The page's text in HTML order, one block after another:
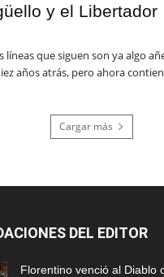
y el Libertador
líneas que siguen son ya algo
años atrás, pero ahora
Cargar más
DEL EDITOR
Florentino venció al Diablo